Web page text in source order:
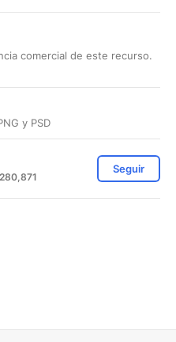
comercial de este recurso.
y PSD
Seguir